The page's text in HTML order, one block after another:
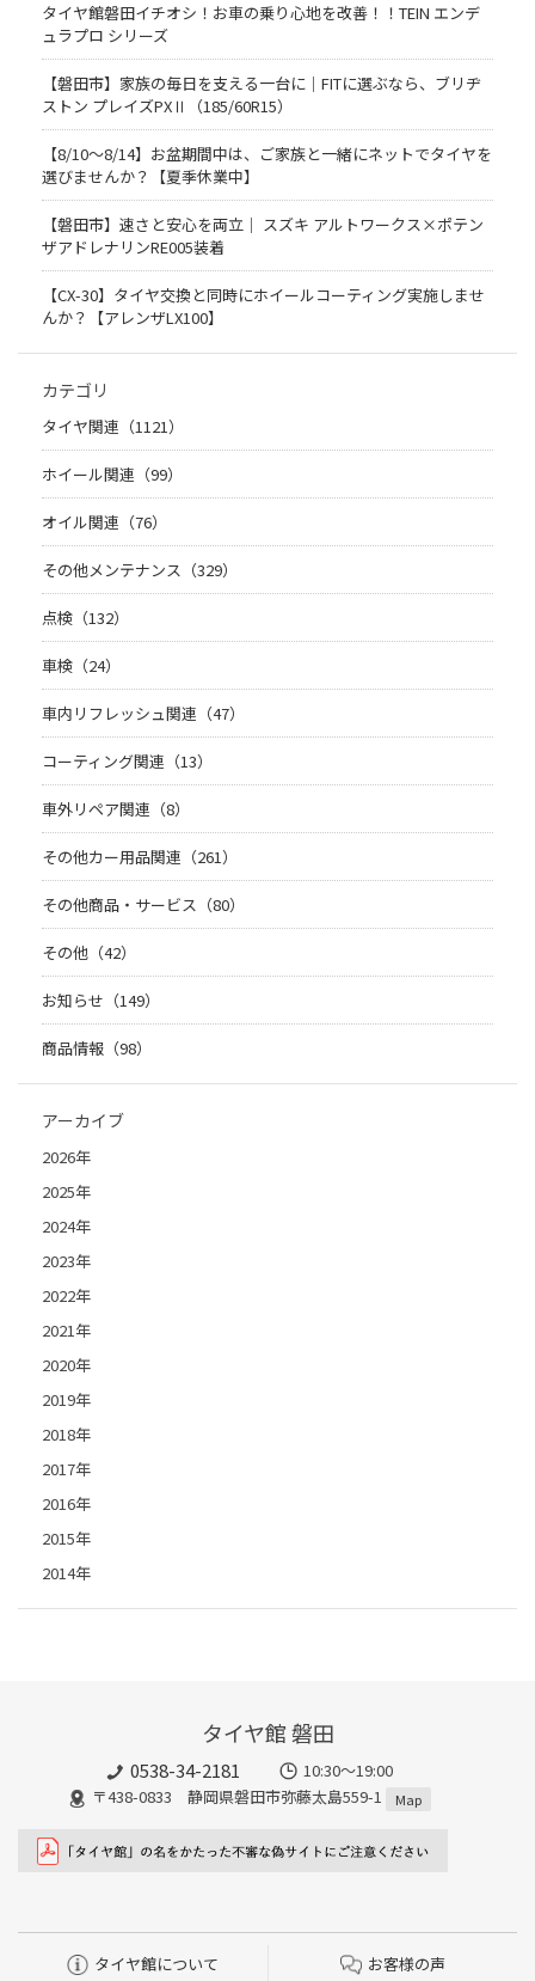
タイヤ館磐田イチオシ！お車の乗り心地を改善！！TEIN エンデ
ュラプロ シリーズ
【磐田市】家族の毎日を支える一台に｜FITに選ぶなら、ブリヂ
ストン プレイズPXⅡ（185/60R15）
【8/10～8/14】お盆期間中は、ご家族と一緒にネットでタイヤを
選びませんか？【夏季休業中】
【磐田市】速さと安心を両立｜ スズキ アルトワークス×ポテン
ザアドレナリンRE005装着
【CX-30】タイヤ交換と同時にホイールコーティング実施しませ
んか？【アレンザLX100】
カテゴリ
タイヤ関連（1121）
ホイール関連（99）
オイル関連（76）
その他メンテナンス（329）
点検（132）
車検（24）
車内リフレッシュ関連（47）
コーティング関連（13）
車外リペア関連（8）
その他カー用品関連（261）
その他商品・サービス（80）
その他（42）
お知らせ（149）
商品情報（98）
アーカイブ
2026年
2025年
2024年
2023年
2022年
2021年
2020年
2019年
2018年
2017年
2016年
2015年
2014年
タイヤ館 磐田
0538-34-2181
10:30～19:00
〒438-0833 静岡県磐田市弥藤太島559-1
Map
タイヤ館について お客様の声